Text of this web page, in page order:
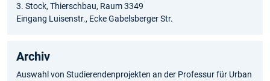
3. Stock, Thierschbau, Raum 3349
Eingang Luisenstr., Ecke Gabelsberger Str.
Archiv
Auswahl von Studierendenprojekten an der Professur für Urban